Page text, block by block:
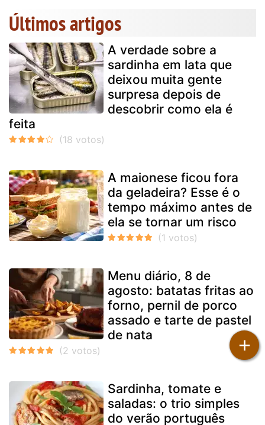
+
Últimos artigos
A verdade sobre a
sardinha em lata que
deixou muita gente
surpresa depois de
descobrir como ela é
feita
A maionese ficou fora
da geladeira? Esse é o
tempo máximo antes de
ela se tornar um risco
Menu diário, 8 de
agosto: batatas fritas ao
forno, pernil de porco
assado e tarte de pastel
de nata
Sardinha, tomate e
saladas: o trio simples
do verão português